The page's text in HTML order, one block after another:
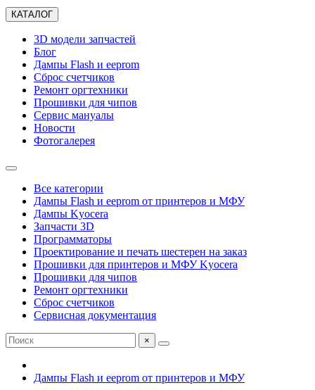
КАТАЛОГ
3D модели запчастей
Блог
Дампы Flash и eeprom
Сброс счетчиков
Ремонт оргтехники
Прошивки для чипов
Сервис мануалы
Новости
Фотогалерея
Все категории
Дампы Flash и eeprom от принтеров и МФУ
Дампы Kyocera
Запчасти 3D
Программаторы
Проектирование и печать шестерен на заказ
Прошивки для принтеров и МФУ Kyocera
Прошивки для чипов
Ремонт оргтехники
Сброс счетчиков
Сервисная документация
×
Дампы Flash и eeprom от принтеров и МФУ